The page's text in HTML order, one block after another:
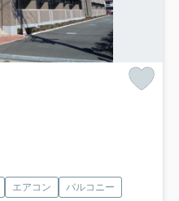
エアコン
バルコニー